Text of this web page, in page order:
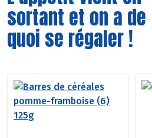
sortant et on a de
quoi se régaler !